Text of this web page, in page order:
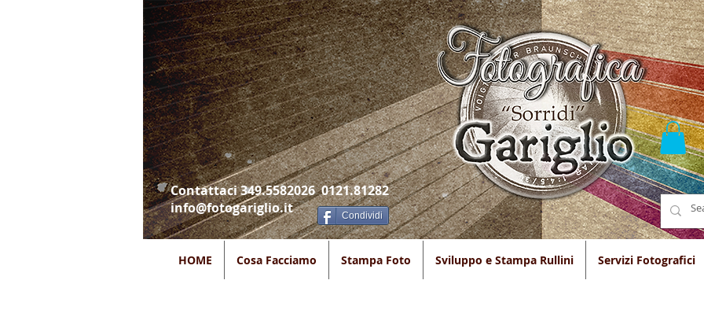
Condividi
Contattaci 349.5582026 0121.81282
info@fotogariglio.it
HOME Cosa Facciamo Stampa Foto Sviluppo e Stampa Rullini Servizi Fotografici